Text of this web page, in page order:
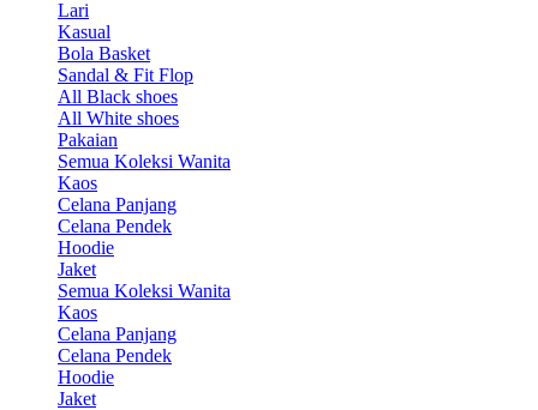
Lari
Kasual
Bola Basket
Sandal & Fit Flop
All Black shoes
All White shoes
Pakaian
Semua Koleksi Wanita
Kaos
Celana Panjang
Celana Pendek
Hoodie
Jaket
Semua Koleksi Wanita
Kaos
Celana Panjang
Celana Pendek
Hoodie
Jaket